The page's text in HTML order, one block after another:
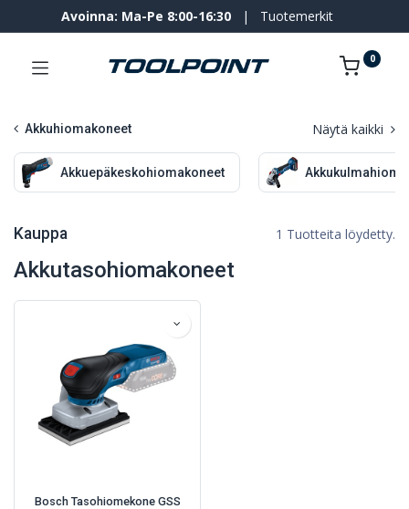
Avoinna: Ma-Pe 8:00-16:30 | Tuotemerkit
0
Akkuhiomakoneet Näytä kaikki
Akkuepäkeskohiomakoneet
Kauppa 1 Tuotteita löydetty.
Akkutasohiomakoneet
Bosch Tasohiomekone GSS